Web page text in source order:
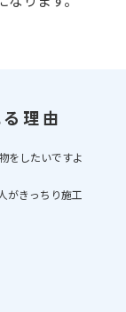
理由
をしたいですよ
がきっちり施工